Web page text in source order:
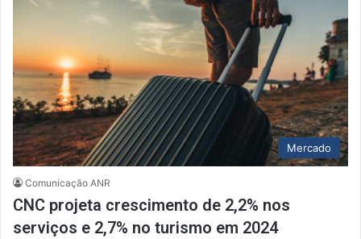
Mercado
Comunicação ANR
CNC projeta crescimento de 2,2% nos
serviços e 2,7% no turismo em 2024